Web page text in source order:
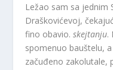
Ležao sam sa jednim
Draškovićevoj,
fino obavio.skejtanju.
spomenuo bauštelu,
začuđeno zakolutale,